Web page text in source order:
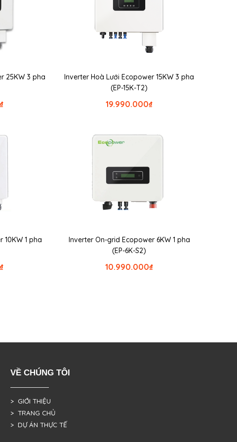
25KW 3 pha
₫
Inverter Hoà Lưới Ecopower 15KW 3 pha
(EP-15K-T2)
₫
19.990.000
10KW 1 pha
₫
Inverter On-grid Ecopower 6KW 1 pha
(EP-6K-S2)
₫
10.990.000
VỀ CHÚNG TÔI
> GIỚI THIỆU
> TRANG CHỦ
> DỰ ÁN THỰC TẾ